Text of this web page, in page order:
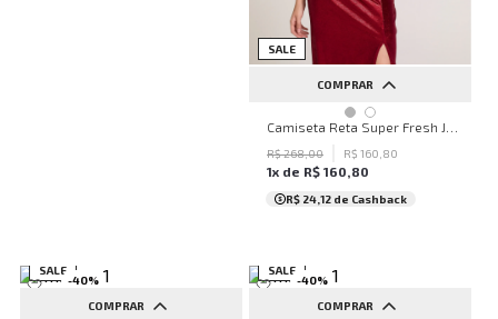
SALE
COMPRAR
PP P M G
R$268,00 R$ 160 80
1x de R$ 160,80
R$ 24,12 de Cashback
SALE
-40%
COMPRAR
SALE
-40%
COMPRAR